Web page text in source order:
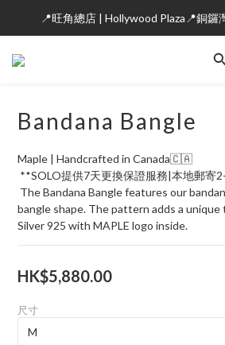
📍旺角總店 | Hollywood Plaza📍銅鑼
Bandana Bangle
Maple | Handcrafted in Canada🇨🇦
**SOLO提供7天更換保證服務|本地郵寄
bangle shape. The pattern adds a
Silver 925 with MAPLE logo inside.
HK$5,880.00
尺寸